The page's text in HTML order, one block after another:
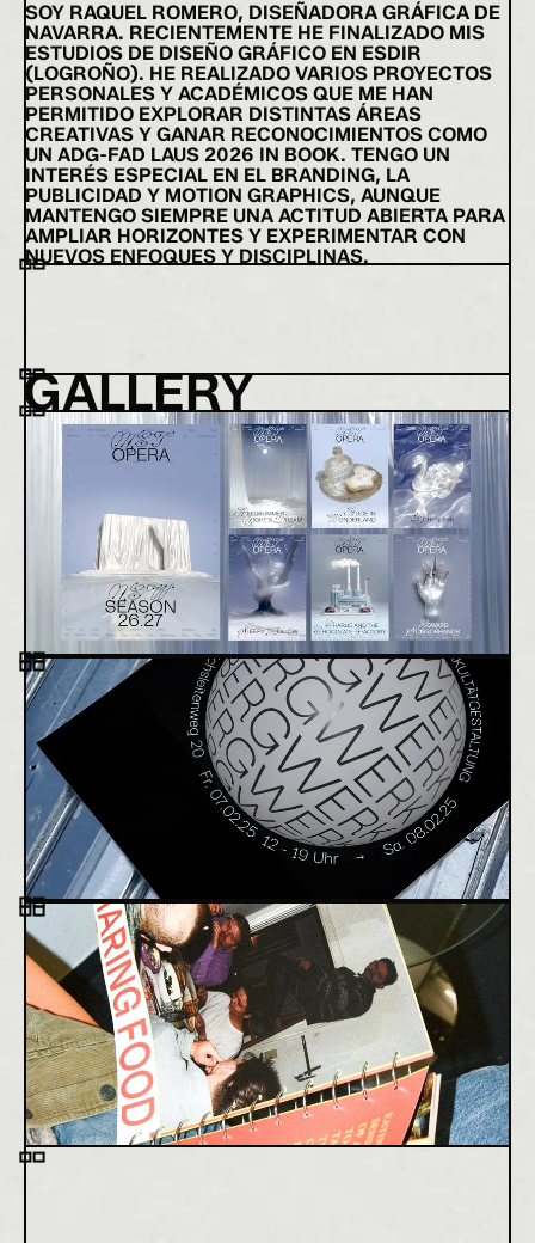
SOY RAQUEL ROMERO, DISEÑADORA GRÁFICA DE
NAVARRA. RECIENTEMENTE HE FINALIZADO MIS
ESTUDIOS DE DISEÑO GRÁFICO EN ESDIR
(LOGROÑO). HE REALIZADO VARIOS PROYECTOS
PERSONALES Y ACADÉMICOS QUE ME HAN
PERMITIDO EXPLORAR DISTINTAS ÁREAS
CREATIVAS Y GANAR RECONOCIMIENTOS COMO
UN ADG-FAD LAUS 2026 IN BOOK. TENGO UN
INTERÉS ESPECIAL EN EL BRANDING, LA
PUBLICIDAD Y MOTION GRAPHICS, AUNQUE
MANTENGO SIEMPRE UNA ACTITUD ABIERTA PARA
AMPLIAR HORIZONTES Y EXPERIMENTAR CON
NUEVOS ENFOQUES Y DISCIPLINAS.
GALLERY